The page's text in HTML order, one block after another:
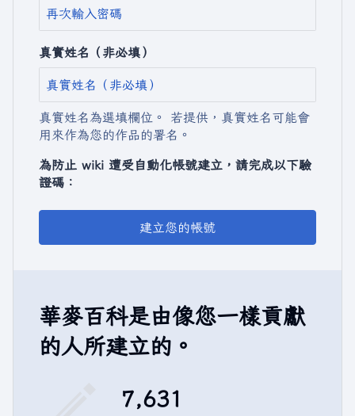
真實姓名（非必填）
真實姓名為選填欄位。 若提供，真實姓名可能會
用來作為您的作品的署名。
為防止 wiki 遭受自動化帳號建立，請完成以下驗
證碼：
建立您的帳號
華麥百科是由像您一樣貢獻
的人所建立的。
7,631